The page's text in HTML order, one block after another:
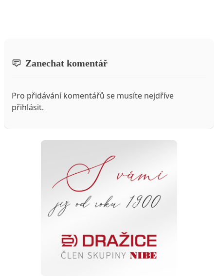
Zanechat komentář
Pro přidávání komentářů se musíte nejdříve
přihlásit.